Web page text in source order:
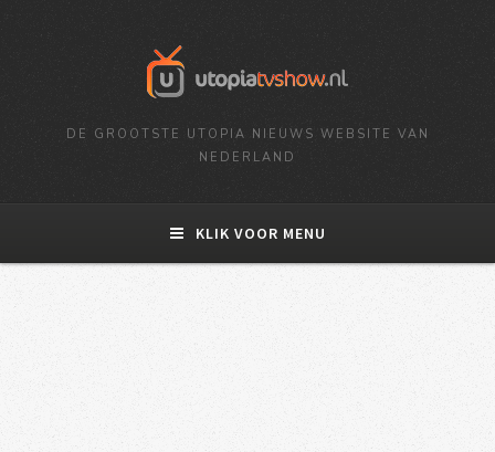
DE GROOTSTE UTOPIA NIEUWS WEBSITE VAN
NEDERLAND
KLIK VOOR MENU